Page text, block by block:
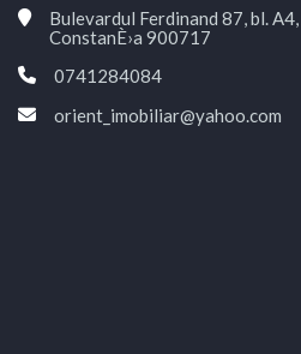
Bulevardul Ferdinand 87, bl.
ConstanÈ›a 900717
0741284084
orient_imobiliar@yahoo.com